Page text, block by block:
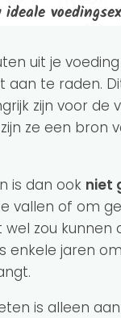
ideale
uit je
aan te raden.
zijn voor de
ze een bron
is dan ook niet
vallen of om
wel zou kunnen
enkele jaren
is alleen